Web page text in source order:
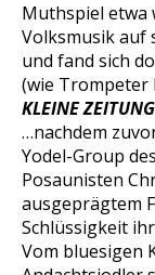
Muthspiel etwa
Volksmusik auf
und fand sich
(wie Trompeter
KLEINE
…nachdem
Yodel-Group
Posaunisten
ausgeprägtem
Schlüssigkeit
Vom bluesigen